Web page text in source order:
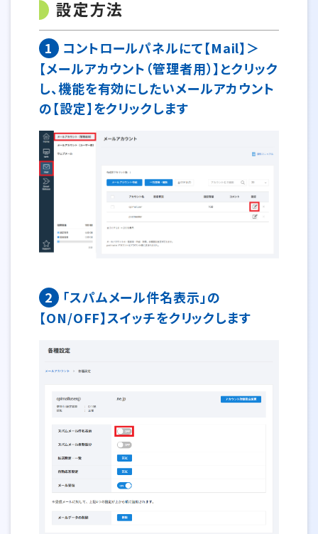
設定方法
1
コントロールパネルにて【Mail】＞
【メールアカウント（管理者用）】とクリック
し、機能を有効にしたいメールアカウント
の【設定】をクリックします
2
「スパムメール件名表示」の
【ON/OFF】スイッチをクリックします